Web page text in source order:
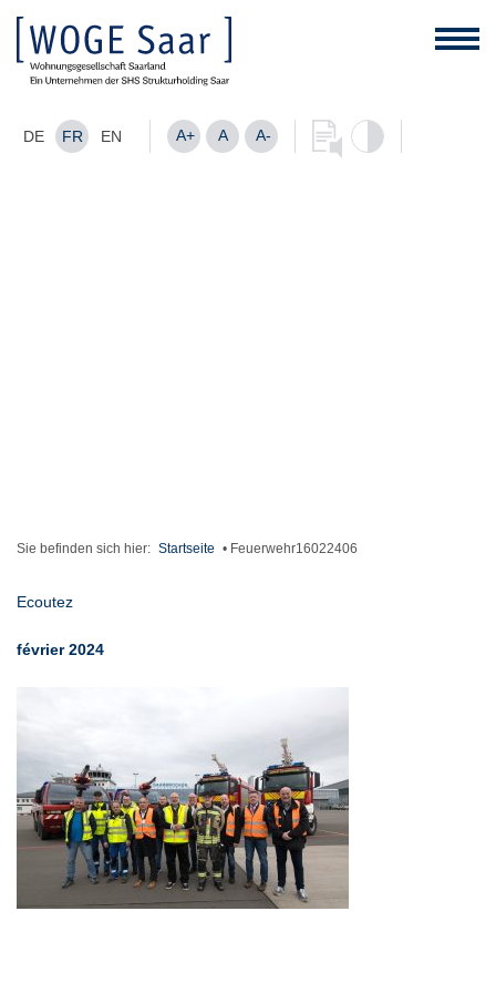
DE FR EN A+ A A-
Sie befinden sich hier: Startseite • Feuerwehr16022406
Ecoutez
février 2024